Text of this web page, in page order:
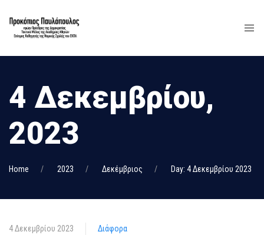
4 Δεκεμβρίου,
2023
Home 2023 Δεκέμβριος Day: 4 Δεκεμβρίου 2023
4 Δεκεμβρίου 2023 Διάφορα